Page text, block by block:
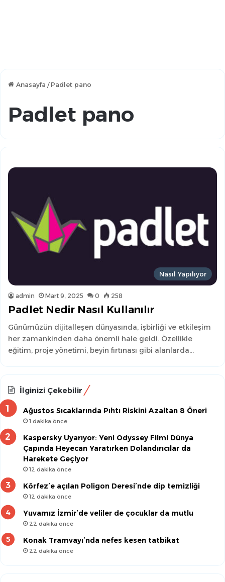
Anasayfa / Padlet pano
Padlet pano
Nasıl Yapılıyor
admin Mart 9, 2025 0 258
Padlet Nedir Nasıl Kullanılır
Günümüzün dijitalleşen dünyasında, işbirliği ve etkileşim
her zamankinden daha önemli hale geldi. Özellikle
eğitim, proje yönetimi, beyin fırtınası gibi alanlarda…
İlginizi Çekebilir
Ağustos Sıcaklarında Pıhtı Riskini Azaltan 8 Öneri
1 dakika önce
Kaspersky Uyarıyor: Yeni Odyssey Filmi Dünya
Çapında Heyecan Yaratırken Dolandırıcılar da
Harekete Geçiyor
12 dakika önce
Körfez’e açılan Poligon Deresi’nde dip temizliği
12 dakika önce
Yuvamız İzmir’de veliler de çocuklar da mutlu
22 dakika önce
Konak Tramvayı’nda nefes kesen tatbikat
22 dakika önce